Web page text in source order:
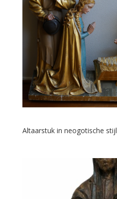
Altaarstuk in neogotische stijl